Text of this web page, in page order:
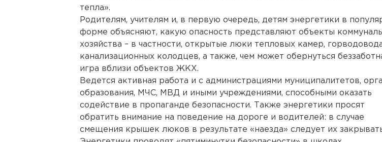
тепла».
Родителям, учителям и, в первую очередь, детям энергетики в
форме объясняют, какую опасность представляют объекты
хозяйства – в частности, открытые люки тепловых камер,
канализационных колодцев, а также, чем может обернуться
игра вблизи объектов ЖКХ.
Ведется активная работа и с администрациями муниципалитетов,
образования, МЧС, МВД и иными учреждениями, способными оказать
содействие в пропаганде безопасности. Также энергетики просят
обратить внимание на поведение на дороге и водителей: в случае
смещения крышек люков в результате «наезда» следует их